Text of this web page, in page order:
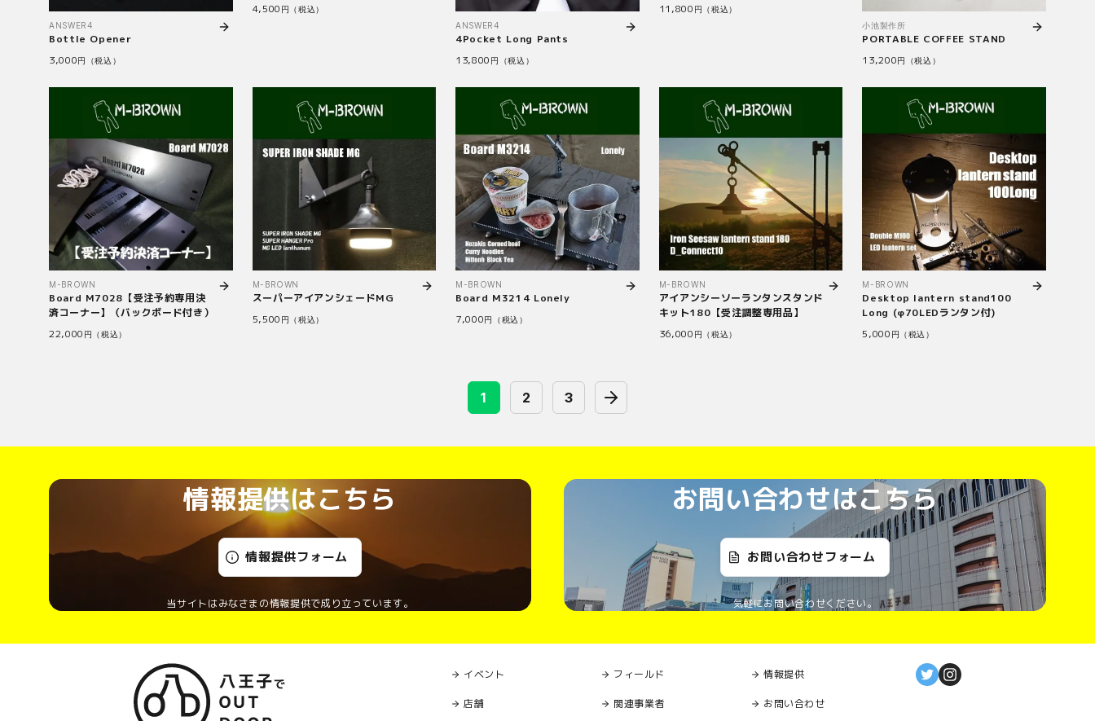
ANSWER4
Bottle Opener
3,000円（税込）
4,500 円（税込）
ANSWER4
4Pocket Long Pants
13,800 円（税込）
11,800 円（税込）
小池製作所
PORTABLE COFFEE STAND
13,200円（税込）
M-BROWN
Board M7028【受注予約専用決
済コーナー】（バックボード付き）
22,000 円（税込）
M-BROWN
スーパーアイアンシェードMG
5,500 円（税込）
M-BROWN
Board M3214 Lonely
7,000円（税込）
M-BROWN
アイアンシーソーランタンスタンド
キット180【受注調整専用品】
36,000 円（税込）
M-BROWN
Desktop lantern stand100
Long (φ70LEDランタン付)
5,000 円（税込）
1 2 3
情報提供はこちら
情報提供フォーム
当サイトはみなさまの情報提供で成り立っています。
お問い合わせはこちら
お問い合わせフォーム
気軽にお問い合わせください。
イベント
店舗
フィールド
関連事業者
情報提供
お問い合わせ